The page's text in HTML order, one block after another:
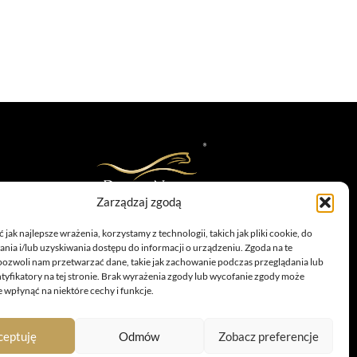
Zarządzaj zgodą
jak najlepsze wrażenia, korzystamy z technologii, takich jak pliki cookie, do
i/lub uzyskiwania dostępu do informacji o urządzeniu. Zgoda na te
nam przetwarzać dane, takie jak zachowanie podczas przeglądania lub
na tej stronie. Brak wyrażenia zgody lub wycofanie zgody może
na niektóre cechy i funkcje.
Odmów Zobacz preferencje
marketing@dolina-noteci.pl
TAGI